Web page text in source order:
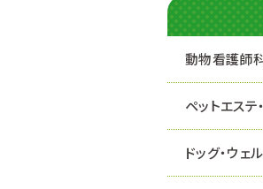
動物看護師
ペットエステ
ドッグ・ウェ